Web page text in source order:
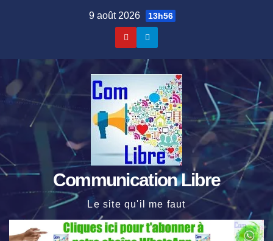
9 août 2026 13h56
Communication Libre
Le site qu'il me faut